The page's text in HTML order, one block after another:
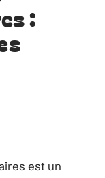
:
est un